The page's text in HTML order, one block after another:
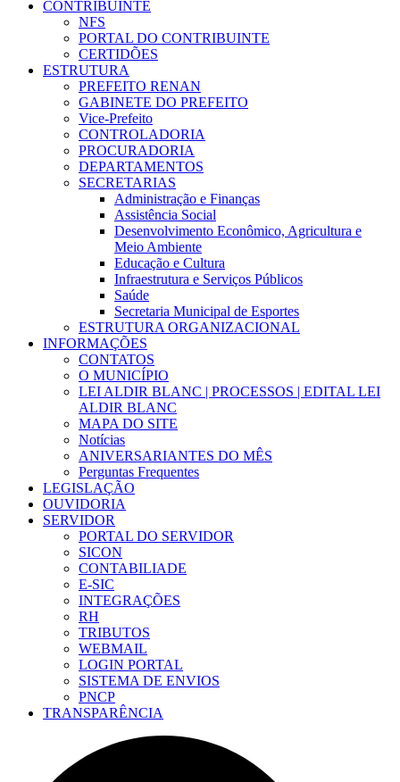
CONTRIBUINTE
NFS
PORTAL DO CONTRIBUINTE
CERTIDÕES
ESTRUTURA
PREFEITO RENAN
GABINETE DO PREFEITO
Vice-Prefeito
CONTROLADORIA
PROCURADORIA
DEPARTAMENTOS
SECRETARIAS
Administração e Finanças
Assistência Social
Desenvolvimento Econômico, Agricultura e
Meio Ambiente
Educação e Cultura
Infraestrutura e Serviços Públicos
Saúde
Secretaria Municipal de Esportes
ESTRUTURA ORGANIZACIONAL
INFORMAÇÕES
CONTATOS
O MUNICÍPIO
LEI ALDIR BLANC | PROCESSOS | EDITAL LEI
ALDIR BLANC
MAPA DO SITE
Notícias
ANIVERSARIANTES DO MÊS
Perguntas Frequentes
LEGISLAÇÃO
OUVIDORIA
SERVIDOR
PORTAL DO SERVIDOR
SICON
CONTABILIADE
E-SIC
INTEGRAÇÕES
RH
TRIBUTOS
WEBMAIL
LOGIN PORTAL
SISTEMA DE ENVIOS
PNCP
TRANSPARÊNCIA